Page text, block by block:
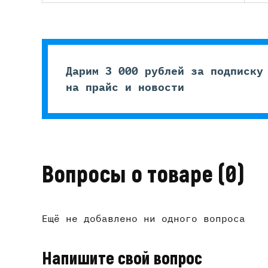
Дарим 3 000 рублей за подписку
на прайс и новости
Вопросы о товаре (0)
Ещё не добавлено ни одного вопроса
Напишите свой вопрос